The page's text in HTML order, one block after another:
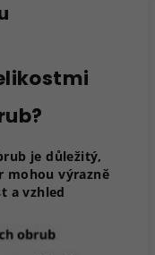
je důležitý,
mohou výrazně
a vzhled